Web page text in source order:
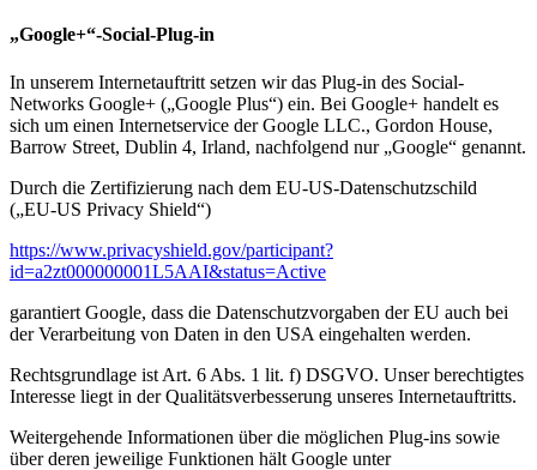
„Google+“-Social-Plug-in
In unserem Internetauftritt setzen wir das Plug-in des Social-
Networks Google+ („Google Plus“) ein. Bei Google+ handelt es
sich um einen Internetservice der Google LLC., Gordon House,
Barrow Street, Dublin 4, Irland, nachfolgend nur „Google“ genannt.
Durch die Zertifizierung nach dem EU-US-Datenschutzschild
(„EU-US Privacy Shield“)
https://www.privacyshield.gov/participant?
id=a2zt000000001L5AAI&status=Active
garantiert Google, dass die Datenschutzvorgaben der EU auch bei
der Verarbeitung von Daten in den USA eingehalten werden.
Rechtsgrundlage ist Art. 6 Abs. 1 lit. f) DSGVO. Unser berechtigtes
Interesse liegt in der Qualitätsverbesserung unseres Internetauftritts.
Weitergehende Informationen über die möglichen Plug-ins sowie
über deren jeweilige Funktionen hält Google unter